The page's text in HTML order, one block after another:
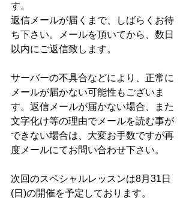
す。
返信メールが届くまで、しばらくお待
ち下さい。メールを頂いてから、数日
以内にご返信致します。
サーバーの不具合などにより、正常に
メールが届かない可能性もございま
す。返信メールが届かない場合、また
文字化け等の理由でメールを読む事が
できない場合は、大変お手数ですが再
度メールにてお問い合わせ下さい。
次回のスペシャルレッスンは8月31日
(日)の開催を予定しております。